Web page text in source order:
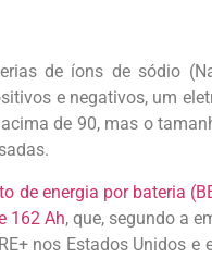
de íons de sódio
e negativos, um
de 90, mas o
de energia por bateria
162 Ah, que, segundo a
nos Estados Unidos